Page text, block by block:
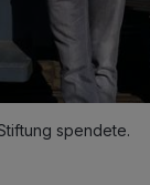
spendete.